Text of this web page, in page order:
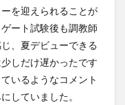
を迎えられることが
ート試験後も調教師
、夏デビューできる
しだけ遅かったです
いるようなコメント
していました。